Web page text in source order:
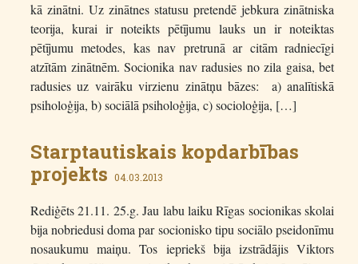
kā zinātni. Uz zinātnes statusu pretendē jebkura zinātniska
teorija, kurai ir noteikts pētījumu lauks un ir noteiktas
pētījumu metodes, kas nav pretrunā ar citām radniecīgi
atzītām zinātnēm. Socionika nav radusies no zila gaisa, bet
radusies uz vairāku virzienu zinātņu bāzes: a) analītiskā
psiholoģija, b) sociālā psiholoģija, c) socioloģija, […]
Starptautiskais kopdarbības
projekts 04.03.2013
Rediģēts 21.11. 25.g. Jau labu laiku Rīgas socionikas skolai
bija nobriedusi doma par socionisko tipu sociālo pseidonīmu
nosaukumu maiņu. Tos iepriekš bija izstrādājis Viktors